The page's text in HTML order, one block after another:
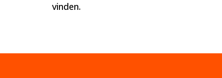
vinden.